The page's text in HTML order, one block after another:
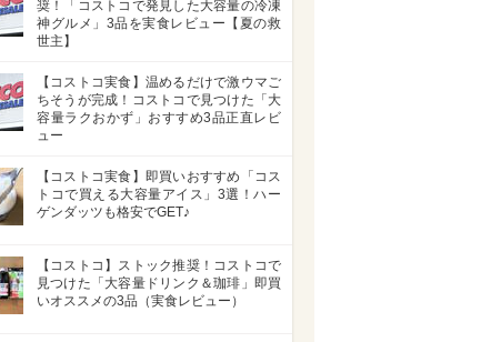
奨！「コストコで発見した大容量の冷凍
神グルメ」3品を実食レビュー【夏の救
世主】
【コストコ実食】温めるだけで激ウマご
ちそうが完成！コストコで見つけた「大
容量ラクおかず」おすすめ3品正直レビ
ュー
【コストコ実食】即買いおすすめ「コス
トコで買える大容量アイス」3選！ハー
ゲンダッツも格安でGET♪
【コストコ】ストック推奨！コストコで
見つけた「大容量ドリンク＆珈琲」即買
いオススメの3品（実食レビュー）